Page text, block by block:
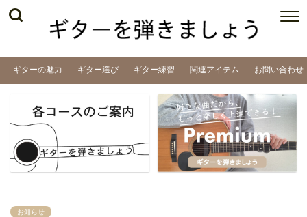
ギターの魅力 ギター選び ギター練習 関連アイテム お問い合わせ
お知らせ